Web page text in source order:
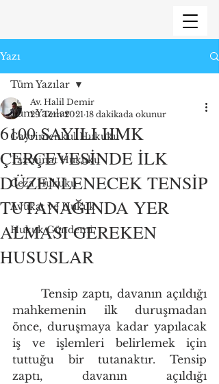
Yazı
Tüm Yazılar
Gayrimenkul Hukuku
Tazminat Hukuku
Ceza Hukuku
Avukat ve Hukuk
Hukuk Gündemi
Tüm Yazılar
6100 SAYILI HMK
ÇERÇEVESİNDE İLK
DÜZENLENECEK TENSİP
TUTANAĞINDA YER
ALMASI GEREKEN
HUSUSLAR
Av. Halil Demir
29 Tem 2021 18 dakikada okunur
mahkemenin ilk duruşmadan
önce, duruşmaya kadar yapılacak
iş ve işlemleri belirlemek için
tuttuğu bir tutanaktır. Tensip
zaptı, davanın açıldığı